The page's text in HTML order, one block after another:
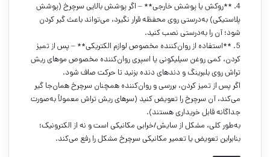
4. **روکش یا پوشش خارجی** – اگر پوشش بالایی سرچرخ (پوشش
پلاستیکی) به‌درستی روی محفظه قرار نگیرد، می‌تواند باعث گیر کردن
شود؛ آن را به‌درستی نصب کنید.
5. **استفاده از روان‌کننده مخصوص لوازم الکتریکی** – پس از تمیز
کردن، کمی روغن سیلیکونی یا اسپری روان‌کننده مخصوص موهای ریش
تراش روی بلبرینگ و دندهای دنده بزنید تا حرکت صاف شود.
اگر پس از تمیز کردن، بررسی و روان‌کننده همچنان سرچرخ همان‌جا گیر
می‌کند، آن سرچرخ را تعویض کنید (سرهای ریش تراش معمولاً به‌صورت
جداگانه قابل خریداری هستند).
به‌طور کلی، مشکل از سایش/خرابی مکانیکی است و نه از الکترونیک؛
بنابراین تعویض یا تعمیر مکانیکی سرچرخ مشکل را رفع می‌کند.